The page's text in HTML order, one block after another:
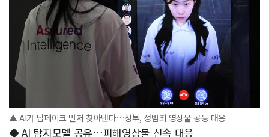
▲ AI가 딥페이크 먼저 찾아낸다…정부, 성범죄 영상물 공동 대응
◆ AI 탐지모델 공유…피해영상물 신속 대응